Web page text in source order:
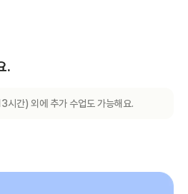
.
시간) 외에 추가 수업도 가능해요.